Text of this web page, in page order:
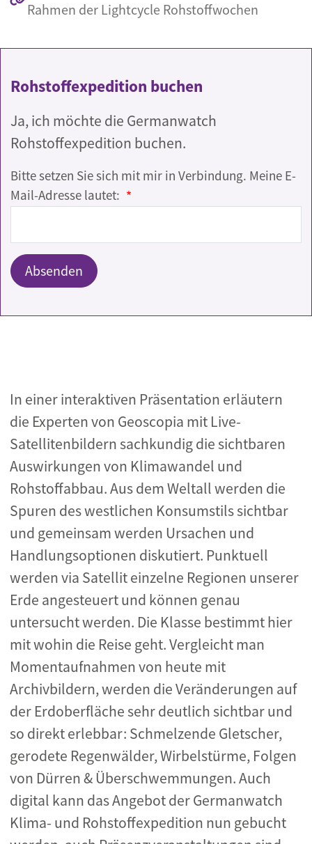
Rahmen der Lightcycle Rohstoffwochen
Rohstoffexpedition buchen
Ja, ich möchte die Germanwatch
Rohstoffexpedition buchen.
Bitte setzen Sie sich mit mir in Verbindung. Meine E-
Mail-Adresse lautet:
In einer interaktiven Präsentation erläutern
die Experten von Geoscopia mit Live-
Satellitenbildern sachkundig die sichtbaren
Auswirkungen von Klimawandel und
Rohstoffabbau. Aus dem Weltall werden die
Spuren des westlichen Konsumstils sichtbar
und gemeinsam werden Ursachen und
Handlungsoptionen diskutiert. Punktuell
werden via Satellit einzelne Regionen unserer
Erde angesteuert und können genau
untersucht werden. Die Klasse bestimmt hier
mit wohin die Reise geht. Vergleicht man
Momentaufnahmen von heute mit
Archivbildern, werden die Veränderungen auf
der Erdoberfläche sehr deutlich sichtbar und
so direkt erlebbar: Schmelzende Gletscher,
gerodete Regenwälder, Wirbelstürme, Folgen
von Dürren & Überschwemmungen. Auch
digital kann das Angebot der Germanwatch
Klima- und Rohstoffexpedition nun gebucht